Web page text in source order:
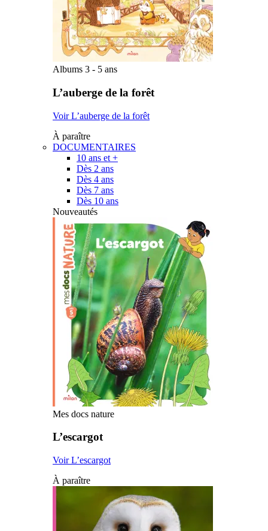
Albums 3 - 5 ans
L’auberge de la forêt
Voir L’auberge de la forêt
À paraître
DOCUMENTAIRES
10 ans et +
Dès 2 ans
Dès 4 ans
Dès 7 ans
Dès 10 ans
Nouveautés
Mes docs nature
L’escargot
Voir L’escargot
À paraître